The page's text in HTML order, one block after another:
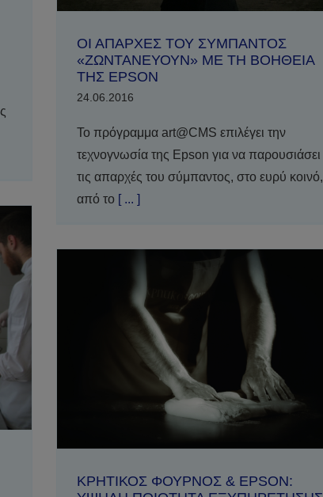
ΟΙ ΑΠΑΡΧΕΣ ΤΟΥ ΣΥΜΠΑΝΤΟΣ
«ΖΩΝΤΑΝΕΥΟΥΝ» ΜΕ ΤΗ ΒΟΗΘΕΙΑ
ΤΗΣ EPSON
24.06.2016
Το πρόγραμμα art@CMS επιλέγει την
τεχνογνωσία της Epson για να παρουσιάσει
τις απαρχές του σύμπαντος, στο ευρύ κοινό,
από το [ ... ]
ΚΡΗΤΙΚΟΣ ΦΟΥΡΝΟΣ & EPSON: